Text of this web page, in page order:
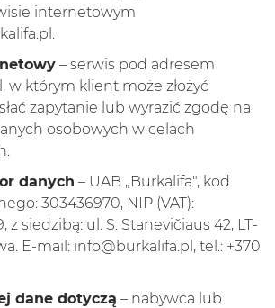
internetowym
.
– serwis pod adresem
w którym klient może złożyć
zapytanie lub wyrazić zgodę na
osobowych w celach
danych – UAB „Burkalifa", kod
303436970, NIP (VAT):
z siedzibą: ul. S. Stanevičiaus 42, LT-
E-mail: info@burkalifa.pl , tel.: +370
dane dotyczą – nabywca lub